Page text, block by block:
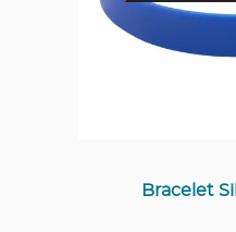
Bracelet